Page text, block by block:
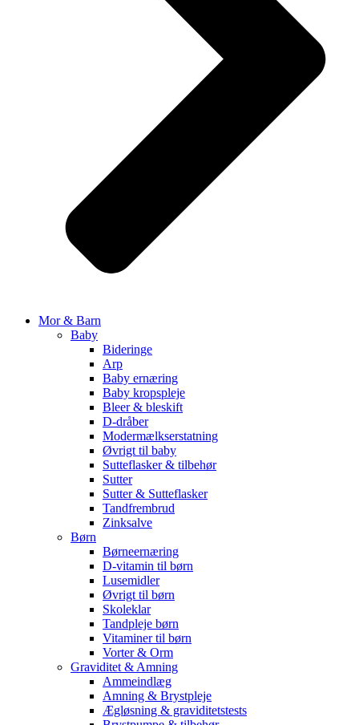
Mor & Barn
Baby
Bideringe
Arp
Baby ernæring
Baby kropspleje
Bleer & bleskift
D-dråber
Modermælkserstatning
Øvrigt til baby
Sutteflasker & tilbehør
Sutter
Sutter & Sutteflasker
Tandfrembrud
Zinksalve
Børn
Børneernæring
D-vitamin til børn
Lusemidler
Øvrigt til børn
Skoleklar
Tandpleje børn
Vitaminer til børn
Vorter & Orm
Graviditet & Amning
Ammeindlæg
Amning & Brystpleje
Ægløsning & graviditetstests